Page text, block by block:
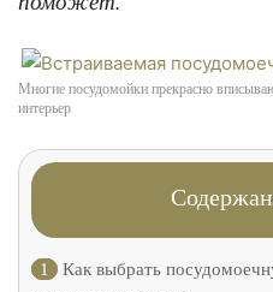
Многие посудомойки прекрасно
интерьер
1
Как выбрать